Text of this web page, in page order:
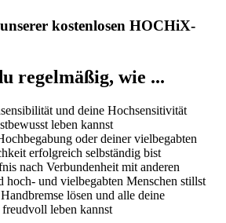
kostenlosen HOCHiX-
regelmäßig, wie ...
und deine Hochsensitivität
leben kannst
oder deiner vielbegabten
erfolgreich selbständig bist
nach Verbundenheit mit anderen
hoch- und vielbegabten Menschen stillst
lösen und alle deine
leben kannst